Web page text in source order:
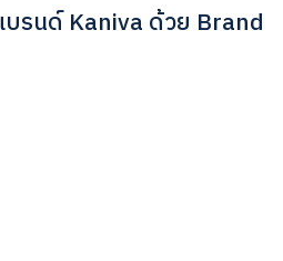
รนด์ Kaniva ด้วย Brand